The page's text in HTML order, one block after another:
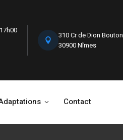
310 Cr de Dion Bouton
30900 Nîmes
Contact